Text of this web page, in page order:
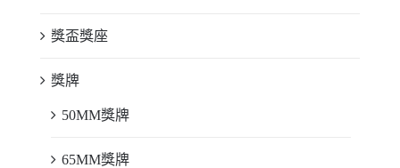
獎盃獎座
獎牌
50MM獎牌
65MM獎牌